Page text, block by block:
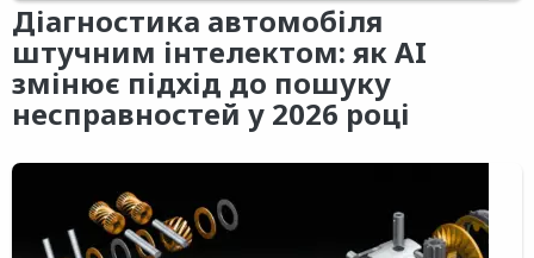
Діагностика автомобіля
штучним інтелектом: як AI
змінює підхід до пошуку
несправностей у 2026 році